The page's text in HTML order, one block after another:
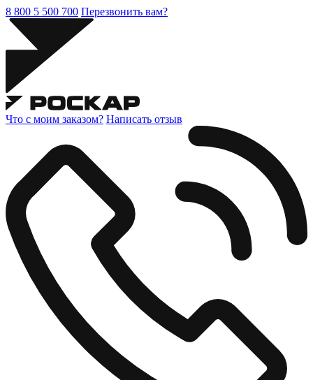
8 800 5 500 700 Перезвонить вам?
Что с моим заказом? Написать отзыв